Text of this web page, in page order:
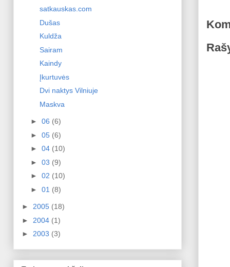
satkauskas.com
Dušas
Kuldža
Sairam
Kaindy
Įkurtuvės
Dvi naktys Vilniuje
Maskva
► 06 (6)
► 05 (6)
► 04 (10)
► 03 (9)
► 02 (10)
► 01 (8)
► 2005 (18)
► 2004 (1)
► 2003 (3)